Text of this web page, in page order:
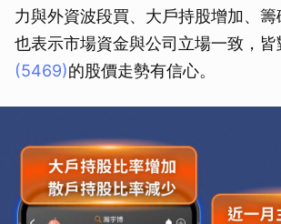
力與外資波段買、大戶持股增加、
也表示市場資金與公司立場一致，皆
(5469)的股價走勢有信心。